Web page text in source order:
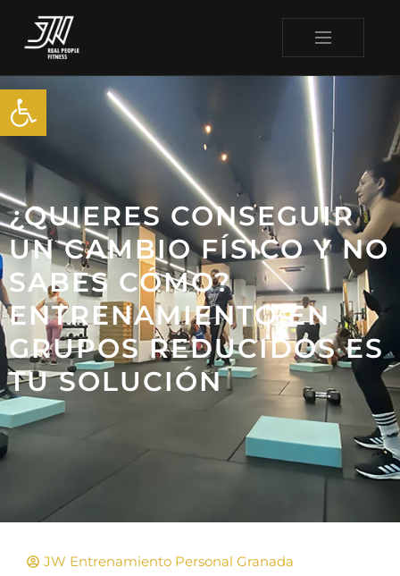
¿QUIERES CONSEGUIR
UN CAMBIO FÍSICO Y NO
SABES CÓMO?
ENTRENAMIENTO EN
GRUPOS REDUCIDOS ES
TU SOLUCIÓN
JW Entrenamiento Personal Granada
Abrir barra de